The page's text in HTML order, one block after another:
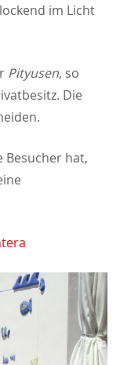
im Licht
Pityusen, so
Die
Besucher hat,